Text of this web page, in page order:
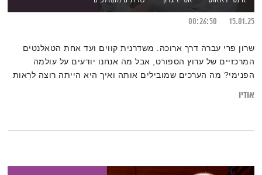
15.01.25
00:26:50
שרון פרי עברה דרך ארוכה. משדרנית קווים ועד אחת הטאלנטים
המרכזיים של ערוץ הספורט, אבל מה אנחנו יודעים על עולמה
הפנימי? מה הערכים שמובילים אותה ואיך היא הייתה רוצה לראות
אודיו